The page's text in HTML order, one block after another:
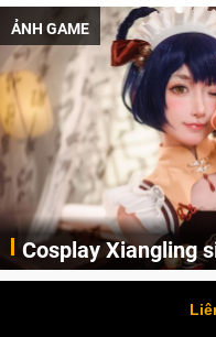
ẢNH GAME
Cosplay Xiangling